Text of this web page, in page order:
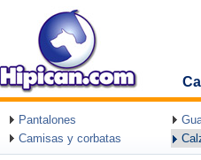
Pantalones
Camisas y corbatas